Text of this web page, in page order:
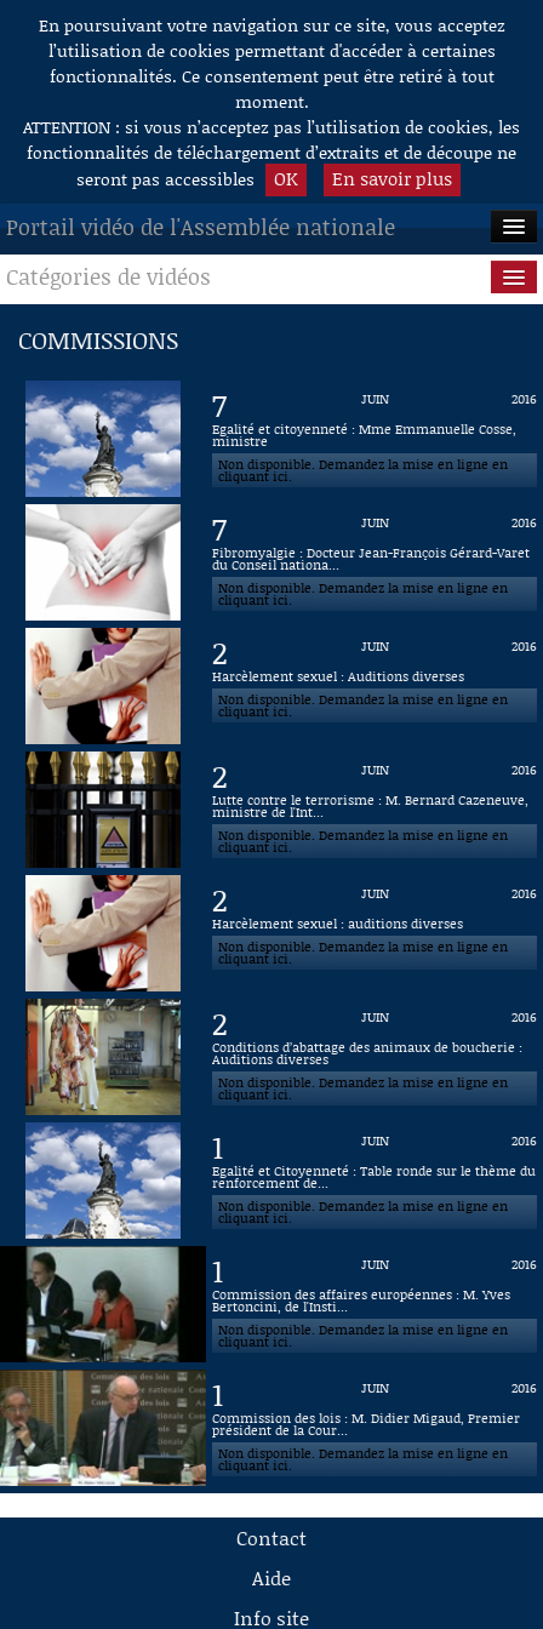
Aller au contenu
En poursuivant votre navigation sur ce site, vous acceptez
l’utilisation de cookies permettant d'accéder à certaines
fonctionnalités. Ce consentement peut être retiré à tout
moment.
ATTENTION : si vous n’acceptez pas l’utilisation de cookies, les
fonctionnalités de téléchargement d’extraits et de découpe ne
seront pas accessibles
OK En savoir plus
Portail vidéo de l'Assemblée nationale
ACCUEIL
EN DIRECT
À LA DEMANDE
RECHERCHE
AIDE À LA DÉCOUPE
DE VIDÉOS
Catégories de vidéos
Questions au Gouvernement
Commissions
Présidence
Évènements
Connaissance, Histoire
COMMISSIONS
7 JUIN
2016
Egalité et citoyenneté : Mme Emmanuelle Cosse,
ministre
Non disponible. Demandez la mise en ligne en
cliquant ici.
7 JUIN
2016
Fibromyalgie : Docteur Jean-François Gérard-Varet
du Conseil nationa...
Non disponible. Demandez la mise en ligne en
cliquant ici.
2 JUIN
2016
Harcèlement sexuel : Auditions diverses
Non disponible. Demandez la mise en ligne en
cliquant ici.
2 JUIN
2016
Lutte contre le terrorisme : M. Bernard Cazeneuve,
ministre de l'Int...
Non disponible. Demandez la mise en ligne en
cliquant ici.
2 JUIN
2016
Harcèlement sexuel : auditions diverses
Non disponible. Demandez la mise en ligne en
cliquant ici.
2 JUIN
2016
Conditions d’abattage des animaux de boucherie :
Auditions diverses
Non disponible. Demandez la mise en ligne en
cliquant ici.
1 JUIN
2016
Egalité et Citoyenneté : Table ronde sur le thème du
renforcement de...
Non disponible. Demandez la mise en ligne en
cliquant ici.
1 JUIN
2016
Commission des affaires européennes : M. Yves
Bertoncini, de l'Insti...
Non disponible. Demandez la mise en ligne en
cliquant ici.
1 JUIN
2016
Commission des lois : M. Didier Migaud, Premier
président de la Cour...
Non disponible. Demandez la mise en ligne en
cliquant ici.
Contact
Aide
Info site